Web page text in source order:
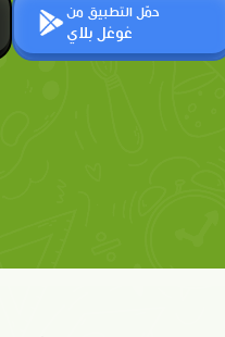
حمّل التطبيق من
غوغل بلاي